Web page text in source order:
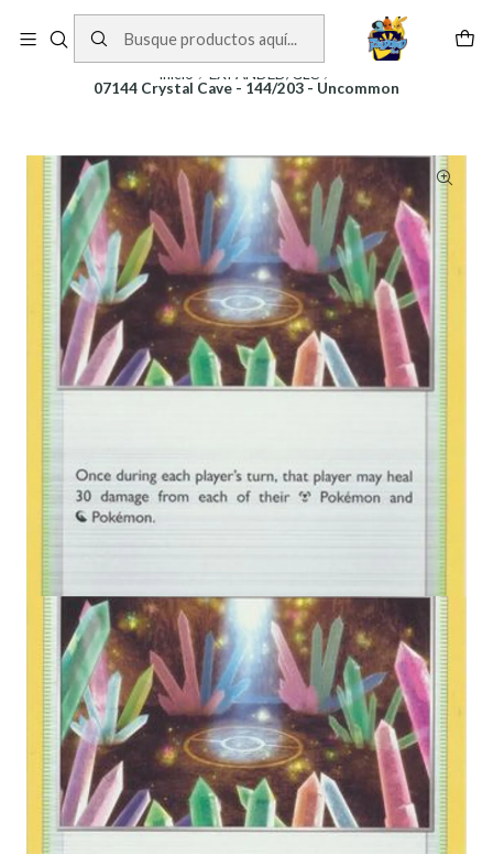
Inicio
EXPANDED/GLC
07144 Crystal Cave - 144/203 - Uncommon